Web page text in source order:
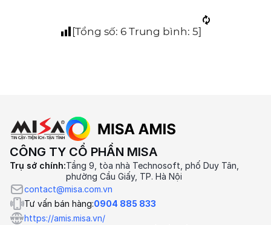
[Tổng số: 6 Trung bình: 5]
CÔNG TY CỔ PHẦN MISA
Trụ sở chính:Tầng 9, tòa nhà Technosoft, phố Duy Tân,
phường Cầu Giấy, TP. Hà Nội
contact@misa.com.vn
Tư vấn bán hàng:0904 885 833
https://amis.misa.vn/